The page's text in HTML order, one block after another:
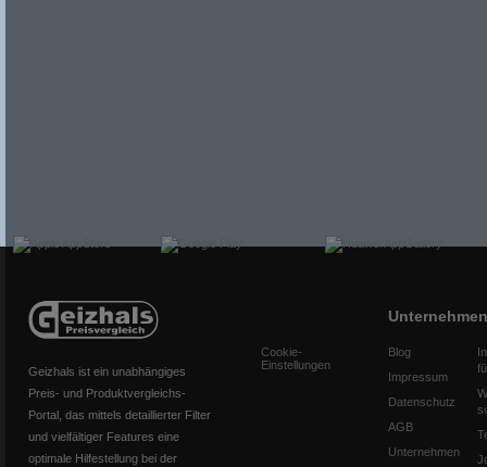
Geizhals ist ein unabhängiges
Preis- und Produktvergleichs-
Portal, das mittels detaillierter Filter
und vielfältiger Features eine
optimale Hilfestellung bei der
Cookie-
Einstellungen
Unternehmen
Blog
Impressum
Datenschutz
AGB
Unternehmen